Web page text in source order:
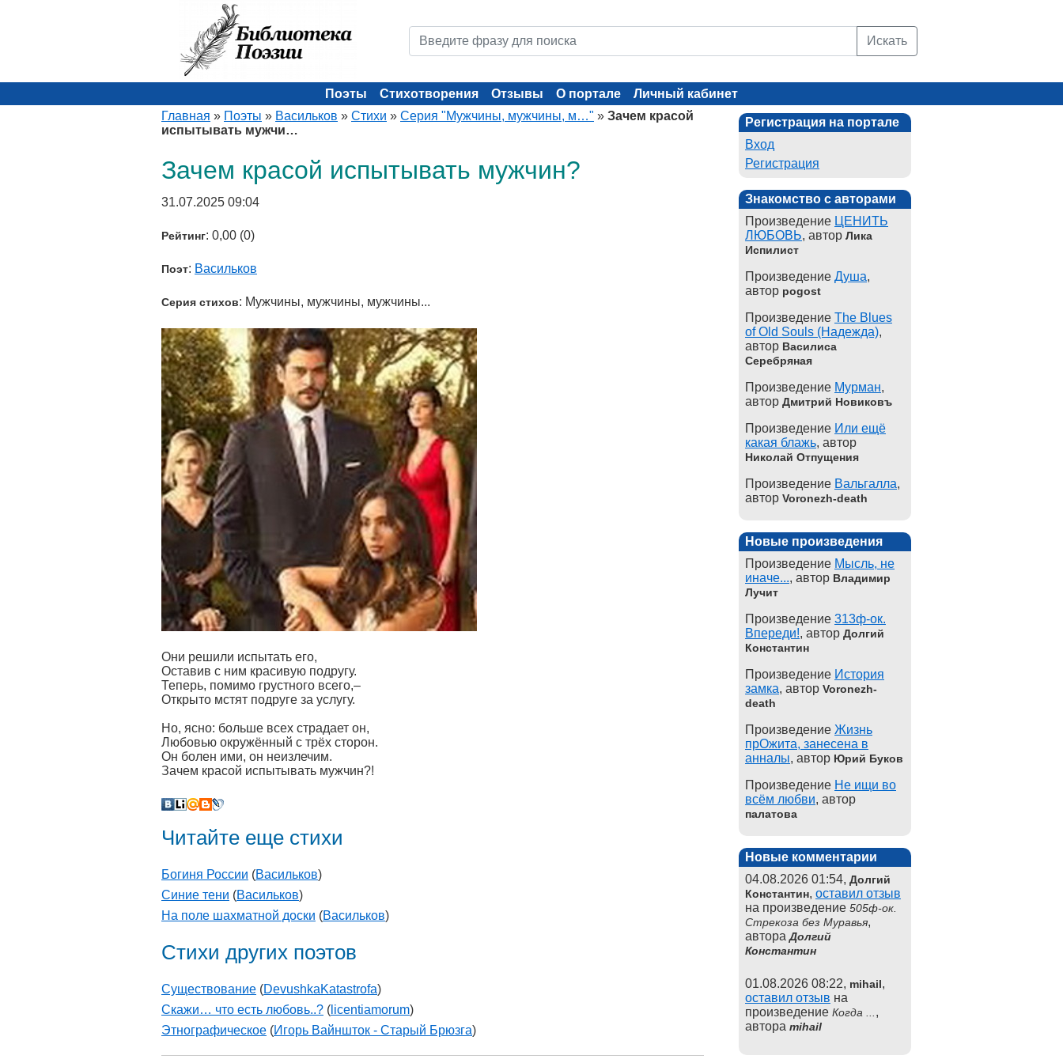
Искать
Поэты Стихотворения Отзывы О портале
Личный кабинет
Главная » Поэты » Васильков » Стихи » Серия "Мужчины, мужчины, м…" » Зачем красой
испытывать мужчи…
Зачем красой испытывать мужчин?
31.07.2025 09:04
Рейтинг: 0,00 (0)
Поэт: Васильков
Серия стихов: Мужчины, мужчины, мужчины...
Они решили испытать его,
Оставив с ним красивую подругу.
Теперь, помимо грустного всего,–
Открыто мстят подруге за услугу.
Но, ясно: больше всех страдает он,
Любовью окружённый с трёх сторон.
Он болен ими, он неизлечим.
Зачем красой испытывать мужчин?!
Читайте еще стихи
Богиня России (Васильков)
Синие тени (Васильков)
На поле шахматной доски (Васильков)
Стихи других поэтов
Существование (DevushkaKatastrofa)
Скажи… что есть любовь..? ( licentiamorum)
Этнографическое (Игорь Вайншток - Старый Брюзга)
Регистрация на портале
Вход
Регистрация
Знакомство с авторами
Произведение ЦЕНИТЬ
ЛЮБОВЬ, автор Лика
Испилист
Произведение Душа,
автор pogost
Произведение The Blues
of Old Souls (Надежда),
автор Василиса
Серебряная
Произведение Мурман,
автор Дмитрий Новиковъ
Произведение Или ещё
какая блажь, автор
Николай Отпущения
Произведение Вальгалла,
автор Voronezh-death
Новые произведения
Произведение Мысль, не
иначе..., автор Владимир
Лучит
Произведение 313ф-ок.
Впереди!, автор Долгий
Константин
Произведение История
замка, автор Voronezh-
death
Произведение Жизнь
прОжита, занесена в
анналы, автор Юрий Буков
Произведение Не ищи во
всём любви, автор
палатова
Новые комментарии
04.08.2026 01:54, Долгий
Константин, оставил отзыв
на произведение 505ф-ок.
Стрекоза без Муравья,
автораДолгий
Константин
01.08.2026 08:22, mihail,
оставил отзыв на
произведение Когда ... ,
автора mihail